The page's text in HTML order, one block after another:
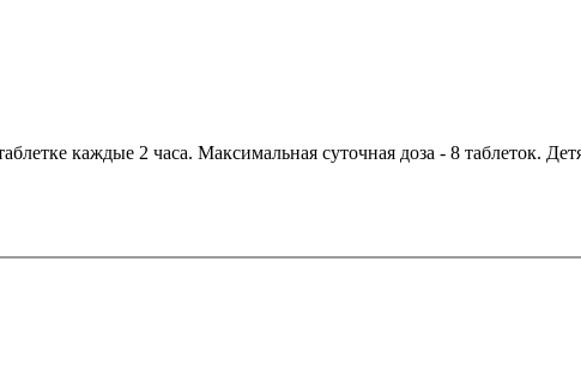
каждые 2 часа. Максимальная суточная доза - 8 таблеток.